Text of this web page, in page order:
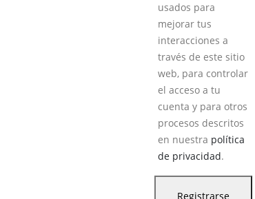
usados para
mejorar tus
interacciones a
través de este sitio
web, para controlar
el acceso a tu
cuenta y para otros
procesos descritos
en nuestra política
de privacidad.
Registrarse